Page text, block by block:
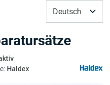
Deutsch
: Haldex